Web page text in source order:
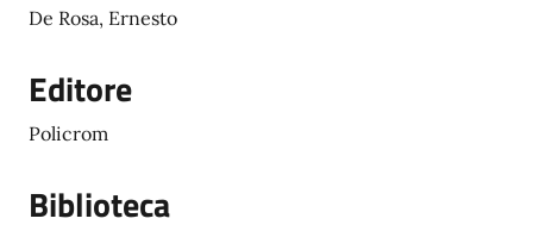
De Rosa, Ernesto
Editore
Policrom
Biblioteca